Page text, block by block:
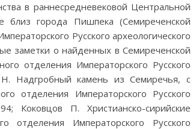
в раннесредневековой Центральной
близ города Пишпека (Семиреченской
Русского археологического
заметки о найденных в Семиреченской
отделения Императорского Русского
Надгробный камень из Семиречья, с
отделения Императорского Русского
Коковцов П. Христианско-сирийские
Императорского Русского